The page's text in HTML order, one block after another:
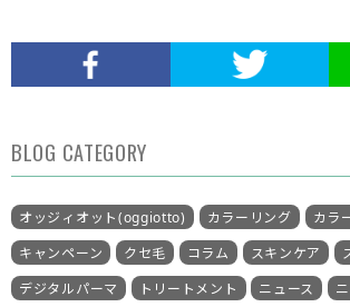
BLOG CATEGORY
オッジィオット(oggiotto) カラーリング
カラ
キャンペーン
クセ毛 コラム スキンケア
デジタルパーマ
トリートメント ニュース